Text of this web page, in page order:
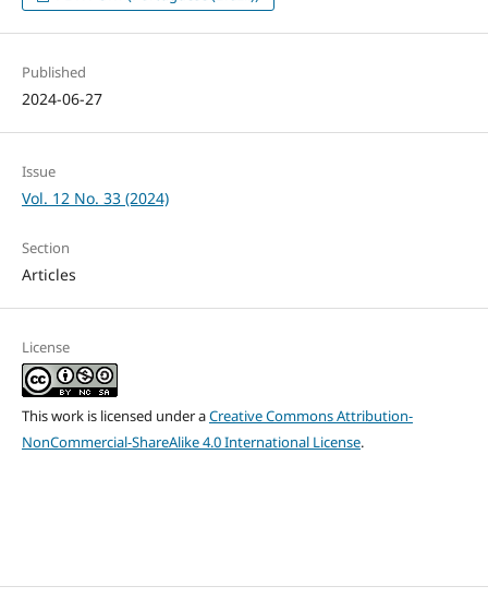
Published
2024-06-27
Issue
Vol. 12 No. 33 (2024)
Section
Articles
License
This work is licensed under aCreative Commons Attribution-
NonCommercial-ShareAlike 4.0 International License.